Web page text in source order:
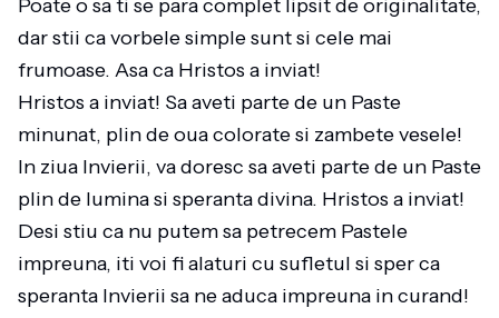
Poate o sa ti se para complet lipsit de originalitate,
dar stii ca vorbele simple sunt si cele mai
frumoase. Asa ca Hristos a inviat!
Hristos a inviat! Sa aveti parte de un Paste
minunat, plin de oua colorate si zambete vesele!
In ziua Invierii, va doresc sa aveti parte de un Paste
plin de lumina si speranta divina. Hristos a inviat!
Desi stiu ca nu putem sa petrecem Pastele
impreuna, iti voi fi alaturi cu sufletul si sper ca
speranta Invierii sa ne aduca impreuna in curand!